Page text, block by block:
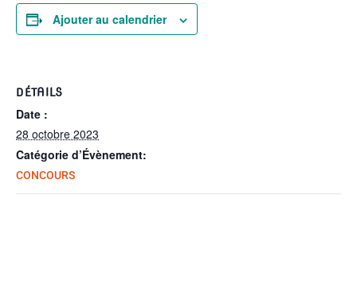
Ajouter au calendrier
DÉTAILS
Date :
28 octobre 2023
Catégorie d’Évènement:
CONCOURS